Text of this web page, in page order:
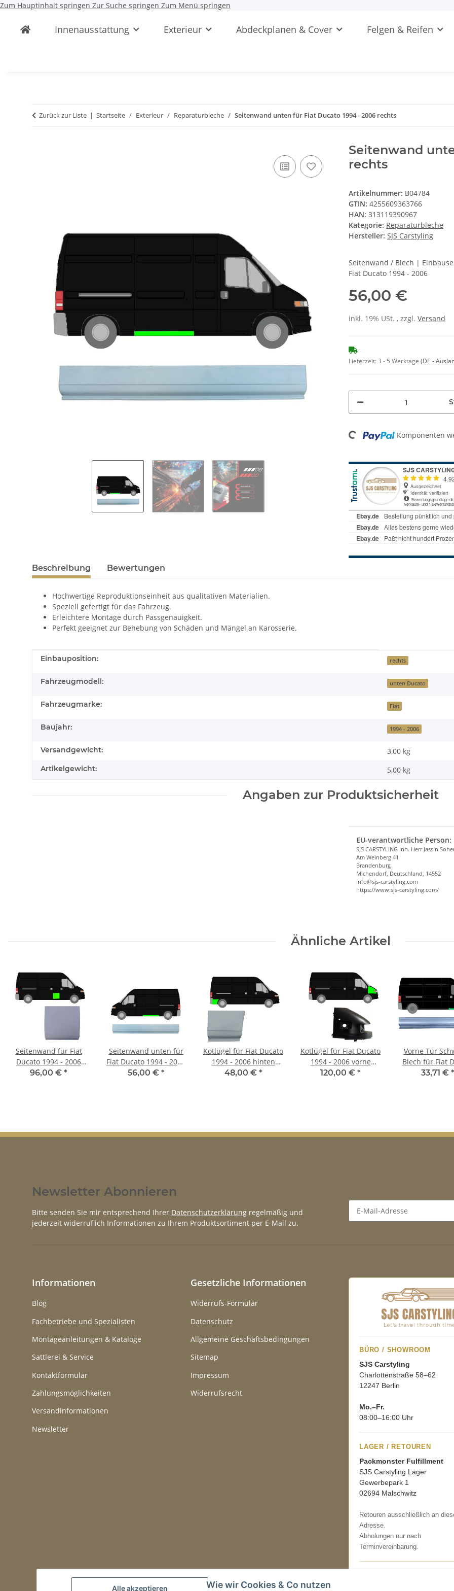
Zum Hauptinhalt springen Zur Suche springen Zum Menü springen
Alle akzeptieren Wie wir Cookies & Co nutzen
Innenausstattung Exterieur Abdeckplanen & Cover Felgen & Reifen
Zurück zur Liste Startseite Exterieur Reparaturbleche Seitenwand unten für Fiat Ducato 1994 - 2006 rechts
Seitenwand
rechts
Artikelnummer: B04784
GTIN: 4255609363766
HAN: 313119390967
Kategorie: Reparaturbleche
Hersteller: SJS Carstyling
Seitenwand / Blech |
Fiat Ducato 1994 - 2006
56,00 €
inkl. 19% USt. , zzgl. Versand
Lieferzeit:3 - 5 Werktage (DE -
Loading... Komponenten
Beschreibung Bewertungen
Hochwertige Reproduktionseinheit aus qualitativen Materialien.
Speziell gefertigt für das Fahrzeug.
Erleichtere Montage durch Passgenauigkeit.
Perfekt geeignet zur Behebung von Schäden und Mängel an Karosserie.
Produkteigenschaft
Wert
Einbauposition: rechts
Fahrzeugmodell: unten Ducato
Fahrzeugmarke: Fiat
Baujahr: 1994 - 2006
Versandgewicht: 3,00 kg
Artikelgewicht: 5,00 kg
Angaben zur Produktsicherheit
EU-verantwortliche Person:
SJS CARSTYLING Inh. Herr Jassin
Am Weinberg 41
Brandenburg
Michendorf, Deutschland, 14552
info@sjs-carstyling.com
https://www.sjs-carstyling.com/
Ähnliche Artikel
Seitenwand für Fiat
Ducato 1994 - 2006
rechts
96,00 € *
Seitenwand unten für
Fiat Ducato 1994 - 2006
links
56,00 € *
Kotlügel für Fiat Ducato
1994 - 2006 hinten
rechts
48,00 € *
Kotlügel für Fiat Ducato
1994 - 2006 vorne
rechts
120,00 € *
Vorne Tür
Blech für Fiat
1994 - 2006
33,71 € *
Newsletter Abonnieren
Bitte senden Sie mir entsprechend Ihrer Datenschutzerklärung regelmäßig und
jederzeit widerruflich Informationen zu Ihrem Produktsortiment per E-Mail zu.
Informationen
Blog
Fachbetriebe und Spezialisten
Montageanleitungen & Kataloge
Sattlerei & Service
Kontaktformular
Zahlungsmöglichkeiten
Versandinformationen
Newsletter
Gesetzliche Informationen
Widerrufs-Formular
Datenschutz
Allgemeine Geschäftsbedingungen
Sitemap
Impressum
Widerrufsrecht
BÜRO / SHOWROOM
SJS Carstyling
Charlottenstraße 58–62
12247 Berlin
Mo.–Fr.
08:00–16:00 Uhr
LAGER / RETOUREN
Packmonster Fulfillment
SJS Carstyling Lager
Gewerbepark 1
02694 Malschwitz
Retouren ausschließlich an
Adresse.
Abholungen nur nach
Terminvereinbarung.